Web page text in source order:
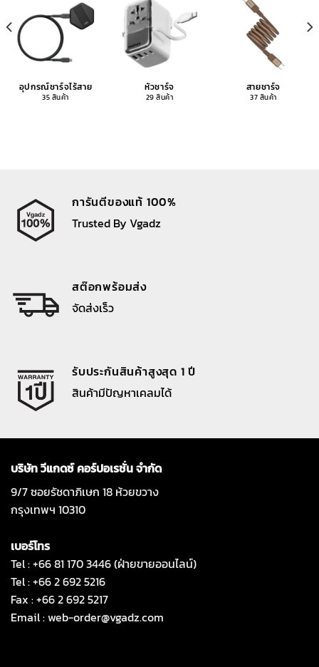
อุปกรณ์ชาร์จไร้สาย
35 สินค้า
หัวชาร์จ
29 สินค้า
สายชาร์จ
37 สินค้า
การันตีของแท้ 100%
Trusted By Vgadz
สต๊อกพร้อมส่ง
จัดส่งเร็ว
รับประกันสินค้าสูงสุด 1 ปี
สินค้ามีปัญหาเคลมได้
บริษัท วีแกดซ์ คอร์ปอเรชั่น จำกัด
9/7 ซอยรัชดาภิเษก 18 ห้วยขวาง
กรุงเทพฯ 10310
เบอร์โทร
Tel : +66 81 170 3446 (ฝ่ายขายออนไลน์)
Tel : +66 2 692 5216
Fax : +66 2 692 5217
Email :web-order@vgadz.com